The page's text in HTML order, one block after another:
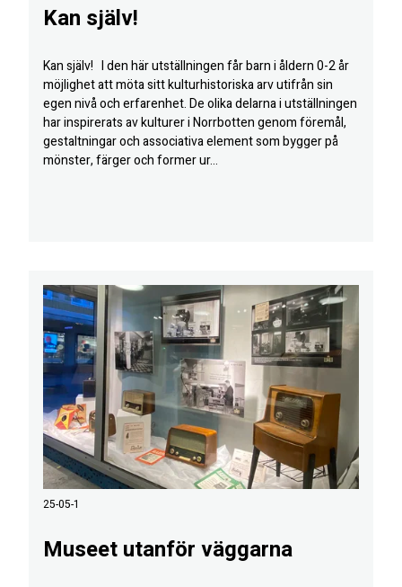
Kan själv!
Kan själv! I den här utställningen får barn i åldern 0-2 år
möjlighet att möta sitt kulturhistoriska arv utifrån sin
egen nivå och erfarenhet. De olika delarna i utställningen
har inspirerats av kulturer i Norrbotten genom föremål,
gestaltningar och associativa element som bygger på
mönster, färger och former ur...
25-05-1
Museet utanför väggarna